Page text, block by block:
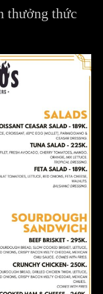
thưởng thức